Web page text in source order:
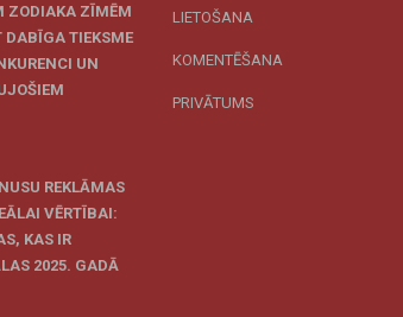
ZODIAKA ZĪMĒM
DABĪGA TIEKSME
UN
REKLĀMAS
VĒRTĪBAI:
KAS IR
2025. GADĀ
LIETOŠANA
KOMENTĒŠANA
PRIVĀTUMS